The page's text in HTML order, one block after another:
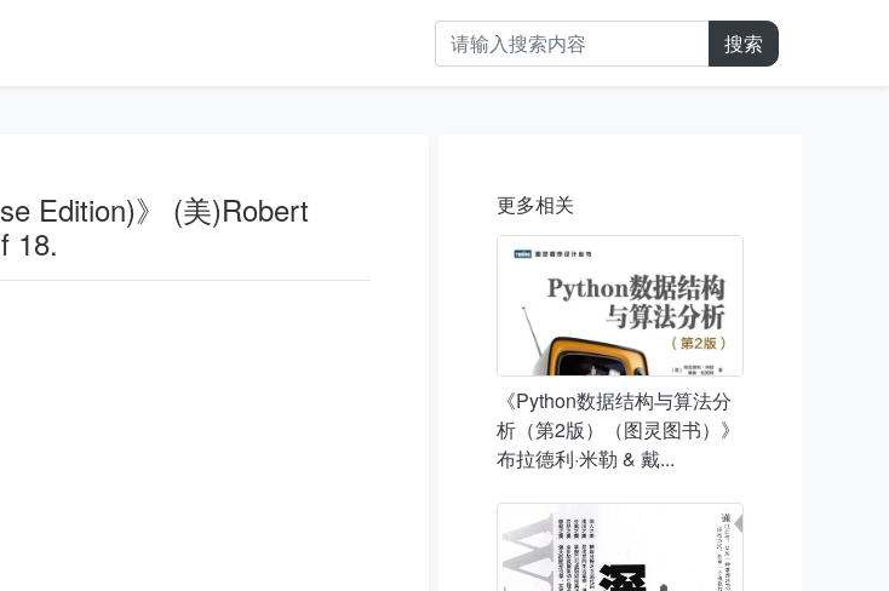
搜索
Edition)》 (美)Robert
18.
更多相关
《Python数据结构与算法分
析（第2版）（图灵图书）》
布拉德利·米勒 & 戴...